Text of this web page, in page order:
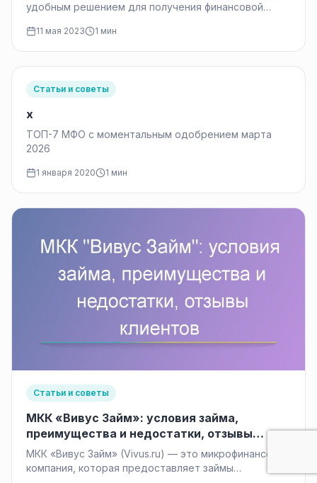
удобным решением для получения финансовой
11 мая 2023 1 мин
Статьи и советы
x
ТОП-7 МФО с моментальным одобрением марта
2026
1 января 2020 1 мин
Статьи и советы
МКК «Вивус Займ»: условия займа,
преимущества и недостатки, отзывы
клиентов
МКК «Вивус Займ» (Vivus.ru) — это микрофинансовая
компания, которая предоставляет займы